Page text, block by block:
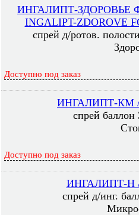
ИНГАЛИПТ-
INGALIPT-ZDOROVE
спрей д/ротов.
Доступно под заказ
ИНГАЛИПТ-КМ /
спрей
Доступно под заказ
ИНГАЛИПТ-Н /
спрей д/инг.